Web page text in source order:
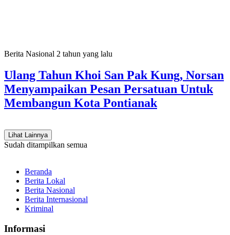
Berita Nasional 2 tahun yang lalu
Ulang Tahun Khoi San Pak Kung, Norsan
Menyampaikan Pesan Persatuan Untuk
Membangun Kota Pontianak
Lihat Lainnya
Sudah ditampilkan semua
Beranda
Berita Lokal
Berita Nasional
Berita Internasional
Kriminal
Informasi